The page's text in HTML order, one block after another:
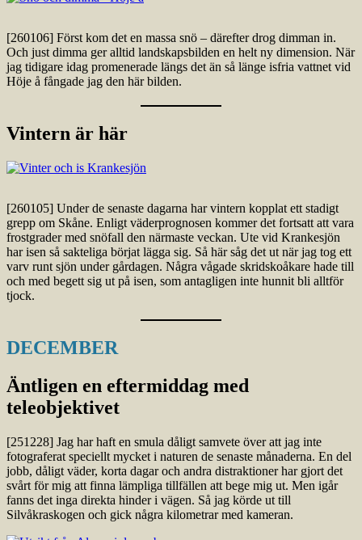
[260106] Först kom det en massa snö – därefter drog dimman in.
Och just dimma ger alltid landskapsbilden en helt ny dimension. När
jag tidigare idag promenerade längs det än så länge isfria vattnet vid
Höje å fångade jag den här bilden.
Vintern är här
[260105] Under de senaste dagarna har vintern kopplat ett stadigt
grepp om Skåne. Enligt väderprognosen kommer det fortsatt att vara
frostgrader med snöfall den närmaste veckan. Ute vid Krankesjön
har isen så sakteliga börjat lägga sig. Så här såg det ut när jag tog ett
varv runt sjön under gårdagen. Några vågade skridskoåkare hade till
och med begett sig ut på isen, som antagligen inte hunnit bli alltför
tjock.
DECEMBER
Äntligen en eftermiddag med
teleobjektivet
[251228] Jag har haft en smula dåligt samvete över att jag inte
fotograferat speciellt mycket i naturen de senaste månaderna. En del
jobb, dåligt väder, korta dagar och andra distraktioner har gjort det
svårt för mig att finna lämpliga tillfällen att bege mig ut. Men igår
fanns det inga direkta hinder i vägen. Så jag körde ut till
Silvåkraskogen och gick några kilometrar med kameran.